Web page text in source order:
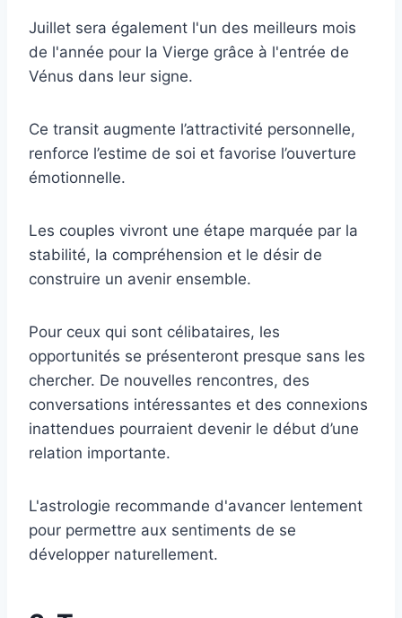
Juillet sera également l'un des meilleurs mois
de l'année pour la Vierge grâce à l'entrée de
Vénus dans leur signe.
Ce transit augmente l’attractivité personnelle,
renforce l’estime de soi et favorise l’ouverture
émotionnelle.
Les couples vivront une étape marquée par la
stabilité, la compréhension et le désir de
construire un avenir ensemble.
Pour ceux qui sont célibataires, les
opportunités se présenteront presque sans les
chercher. De nouvelles rencontres, des
conversations intéressantes et des connexions
inattendues pourraient devenir le début d’une
relation importante.
L'astrologie recommande d'avancer lentement
pour permettre aux sentiments de se
développer naturellement.